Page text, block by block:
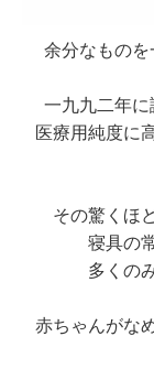
余分なもの
一九九二年
医療用純度に
その驚くほ
寝具の
多くの
赤ちゃんがな